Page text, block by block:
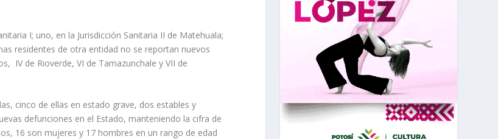
I; uno, en la Jurisdicción Sanitaria II de Matehuala;
residentes de otra entidad no se reportan nuevos
IV de Rioverde, VI de Tamazunchale y VII de
cinco de ellas en estado grave, dos estables y
defunciones en el Estado, manteniendo la cifra de
16 son mujeres y 17 hombres en un rango de edad